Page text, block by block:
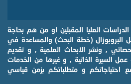
العليا المقبلين او من هم بحاجة
(خطة البحث) والمساعدة في
, ونشر الابحاث العلمية , و تقديم
السيرة الذاتية , و غيرها من الخدمات
احتياجاتكم و متطلباتكم بزمن قياسي